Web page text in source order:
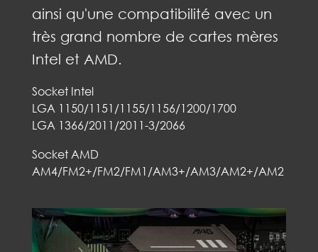
ainsi qu'une compatibilité avec un
très grand nombre de cartes mères
Intel et AMD.
Socket Intel
LGA 1150/1151/1155/1156/1200/1700
LGA 1366/2011/2011-3/2066
Socket AMD
AM4/FM2+/FM2/FM1/AM3+/AM3/AM2+/AM2